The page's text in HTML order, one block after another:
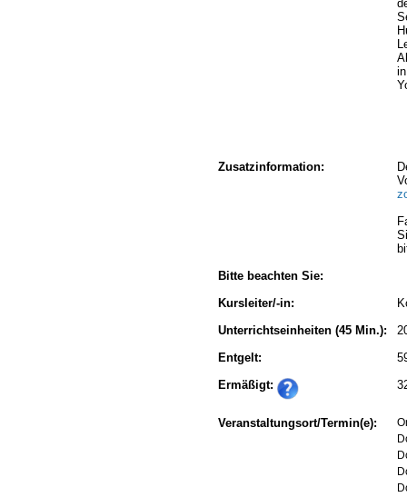
Zusatzinformation:
Bitte beachten Sie:
Kursleiter/-in:
Unterrichtseinheiten (45 Min.):
Entgelt:
Ermäßigt:
Veranstaltungsort/Termin(e):